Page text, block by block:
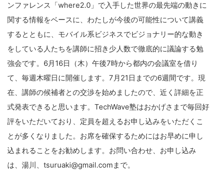
ンファレンス「where2.0」で入手した世界の最先端の動きに
関する情報をベースに、わたしが今後の可能性について講義
するとともに、モバイル系ビジネスでビジョナリー的な動き
をしている人たちを講師に招き少人数で徹底的に議論する勉
強会です。6月16日（木）午後7時から都内の会議室を借り
て、毎週木曜日に開催します。7月21日までの6週間です。現
在、講師の候補者との交渉を始めましたので、近く詳細を正
式発表できると思います。TechWave塾はおかげさまで毎回好
評をいただいており、定員を超えるお申し込みをいただくこ
とが多くなりました。お席を確保するためにはお早めに申し
込まれることをお勧めします。お問い合わせ、お申し込み
は、湯川、tsuruaki@gmail.comまで。